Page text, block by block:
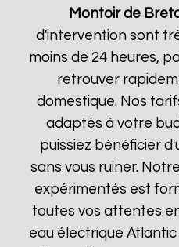
Montoir de
d'intervention sont
moins de 24 heures,
retrouver
domestique. Nos
adaptés à votre
puissiez bénéficier
sans vous ruiner.
expérimentés est
toutes vos attentes
eau électrique Atlantic